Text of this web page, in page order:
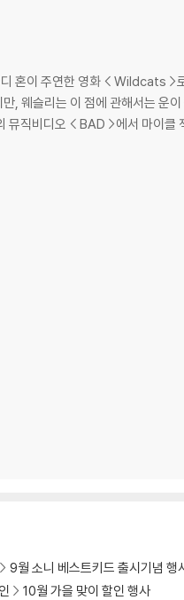
혼이 주연한 영화 < Wildcats >
, 웨슬리는 이 점에 관해서는 운
9월 소니 베스트키드 출시기념 행
10월 가을 맞이 할인 행사